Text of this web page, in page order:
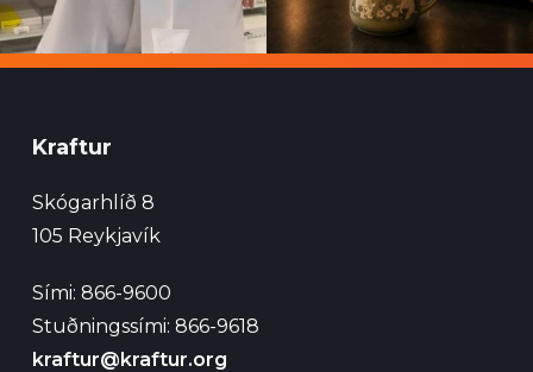
Kraftur
Skógarhlíð 8
105 Reykjavík
Sími: 866-9600
Stuðningssími: 866-9618
kraftur@kraftur.org